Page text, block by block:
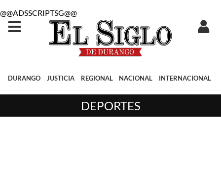
@@ADSSCRIPTSG@@
DURANGO JUSTICIA REGIONAL NACIONAL INTERNACIONAL
DEPORTES